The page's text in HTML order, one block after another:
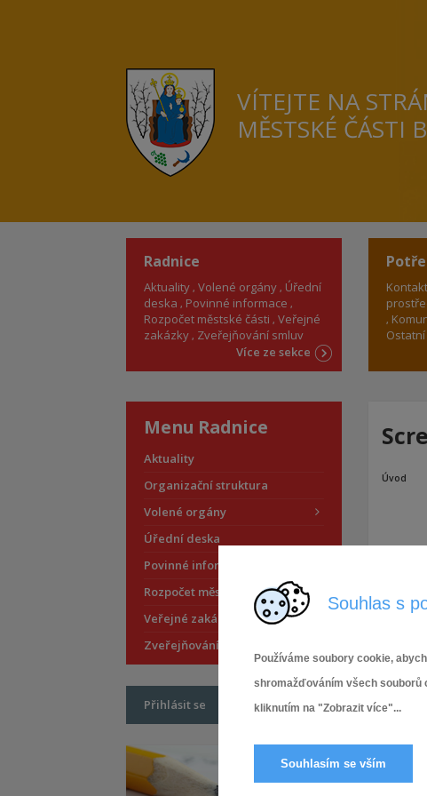
Souhlas s
Používáme soubory cookie,
shromažďováním všech souborů
kliknutím na "Zobrazit více"...
Souhlasím se vším
VÍTEJTE NA
MĚSTSKÉ ČÁSTI
Radnice
Aktuality Volené orgány Úřední
deska
Povinné informace
Rozpočet městské části Veřejné
zakázky Zveřejňování smluv
Více ze sekce
Ostatní
Úvod
Menu Radnice
Aktuality
Organizační struktura
Volené orgány
Úřední deska
Povinné informace
Rozpočet městské části
Veřejné zakázky
Zveřejňování smluv
Přihlásit se